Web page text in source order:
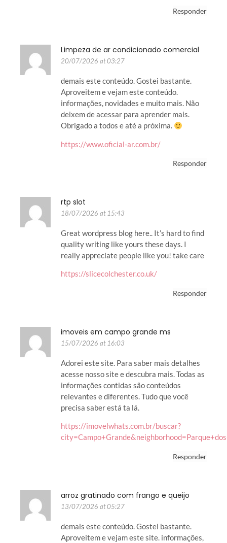
Responder
Limpeza de ar condicionado comercial
20/07/2026 at 03:27
demais este conteúdo. Gostei bastante.
Aproveitem e vejam este conteúdo.
informações, novidades e muito mais. Não
deixem de acessar para aprender mais.
Obrigado a todos e até a próxima.
https://www.oficial-ar.com.br/
Responder
rtp slot
18/07/2026 at 15:43
Great wordpress blog here.. It’s hard to find
quality writing like yours these days. I
really appreciate people like you! take care
https://slicecolchester.co.uk/
Responder
imoveis em campo grande ms
15/07/2026 at 16:03
Adorei este site. Para saber mais detalhes
acesse nosso site e descubra mais. Todas as
informações contidas são conteúdos
relevantes e diferentes. Tudo que você
precisa saber está ta lá.
https://imovelwhats.com.br/buscar?
Responder
arroz gratinado com frango e queijo
13/07/2026 at 05:27
demais este conteúdo. Gostei bastante.
Aproveitem e vejam este site. informações,